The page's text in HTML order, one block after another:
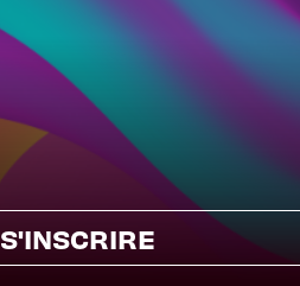
S'INSCRIRE